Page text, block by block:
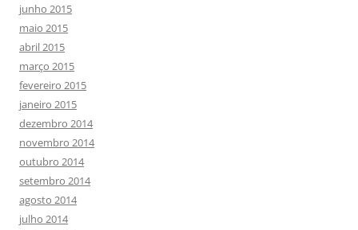
junho 2015
maio 2015
abril 2015
março 2015
fevereiro 2015
janeiro 2015
dezembro 2014
novembro 2014
outubro 2014
setembro 2014
agosto 2014
julho 2014